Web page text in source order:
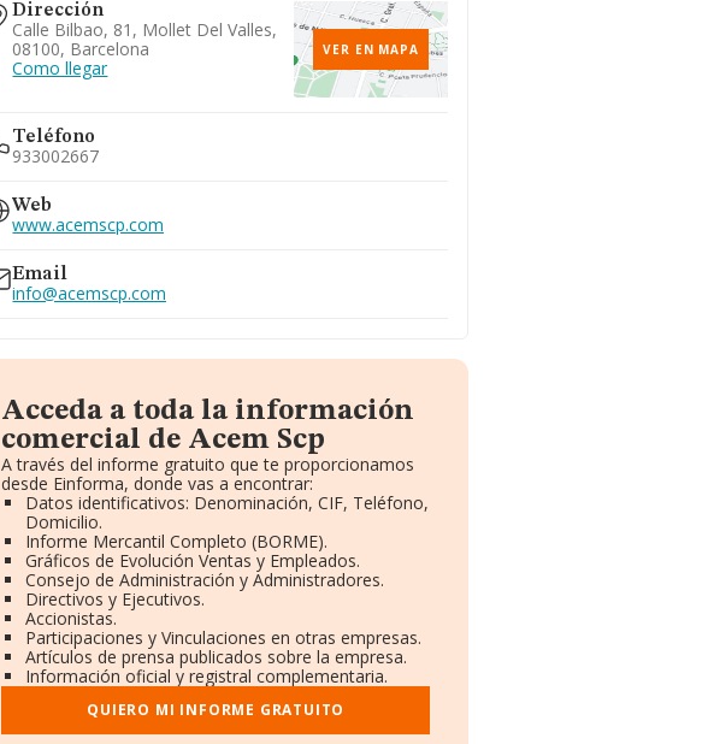
Dirección
Calle Bilbao, 81, Mollet Del Valles,
08100, Barcelona
Como llegar
VER EN MAPA
Teléfono
933002667
Web
www.acemscp.com
Email
info@acemscp.com
Acceda a toda la información
comercial de Acem Scp
A través del informe gratuito que te proporcionamos
desde Einforma, donde vas a encontrar:
Datos identificativos: Denominación, CIF, Teléfono,
Domicilio.
Informe Mercantil Completo (BORME).
Gráficos de Evolución Ventas y Empleados.
Consejo de Administración y Administradores.
Directivos y Ejecutivos.
Accionistas.
Participaciones y Vinculaciones en otras empresas.
Artículos de prensa publicados sobre la empresa.
Información oficial y registral complementaria.
QUIERO MI INFORME GRATUITO